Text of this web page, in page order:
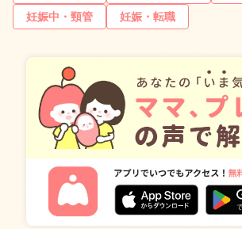
妊娠中・頸管
妊娠・転職